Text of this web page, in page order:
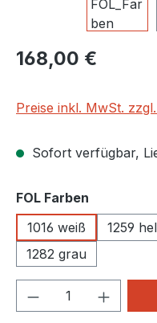
Regulärer Preis:
168,00 €
Preise inkl. MwSt.
Sofort verfügbar,
FOL Farben
1016 weiß
1259
1282 grau
Produkt